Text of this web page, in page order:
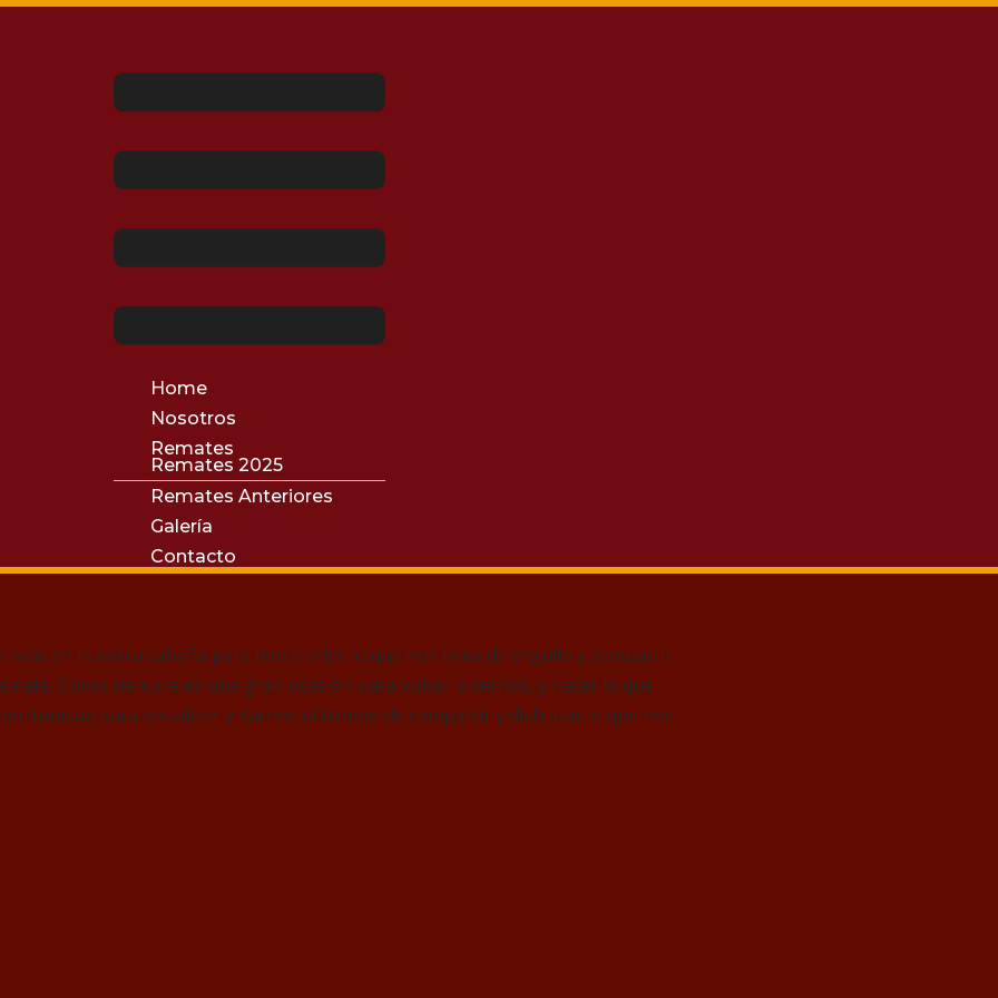
Home
Nosotros
Remates
Remates 2025
Remates Anteriores
Galería
Contacto
más en nuestra cabaña para mostrarles lo que nos llena de orgullo y compartir
Como siempre es una gran ocasión para volver a vernos, y hacer lo que
para socializar y darnos el tiempo de compartir y disfrutar lo que nos